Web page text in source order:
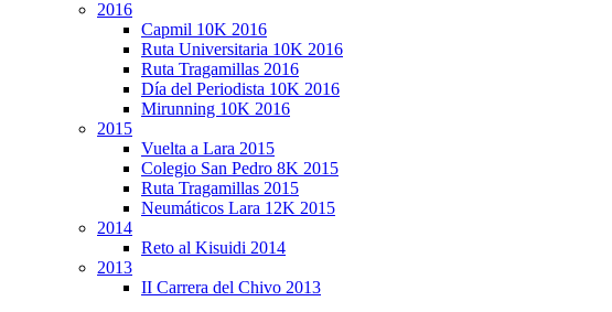
2016
Capmil 10K 2016
Ruta Universitaria 10K 2016
Ruta Tragamillas 2016
Día del Periodista 10K 2016
Mirunning 10K 2016
2015
Vuelta a Lara 2015
Colegio San Pedro 8K 2015
Ruta Tragamillas 2015
Neumáticos Lara 12K 2015
2014
Reto al Kisuidi 2014
2013
II Carrera del Chivo 2013